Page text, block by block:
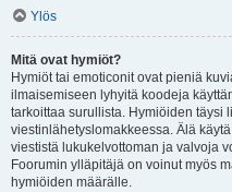
Ylös
Mitä ovat hymiöt?
Hymiöt tai emoticonit ovat pieniä
ilmaisemiseen lyhyitä koodeja
tarkoittaa surullista. Hymiöiden täysi
viestinlähetyslomakkeessa. Älä
viestistä lukukelvottoman ja valvoja
Foorumin ylläpitäjä on voinut myös
hymiöiden määrälle.